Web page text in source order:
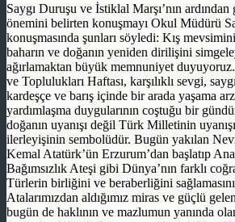
Saygı Duruşu ve İstiklal Marşı’nın
önemini belirten konuşmayı Okul Müdürü
konuşmasında şunları söyledi: Kış
baharın ve doğanın yeniden dirilişini
ağırlamaktan büyük memnuniyet
ve Toplulukları Haftası, karşılıklı sevgi,
kardeşçe ve barış içinde bir arada yaşama
yardımlaşma duygularının coştuğu bir
doğanın uyanışı değil Türk Milletinin
ilerleyişinin sembolüdür. Bugün yakılan
Kemal Atatürk’ün Erzurum’dan başlatıp
Bağımsızlık Ateşi gibi Dünya’nın farklı
Türlerin birliğini ve beraberliğini
Atalarımızdan aldığımız miras ve güçlü
bugün de haklının ve mazlumun yanında